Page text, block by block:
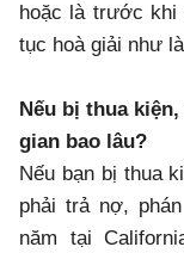
hoặc là trước khi
tục hoà giải như
Nếu bị thua
gian bao lâu?
Nếu bạn bị thua
phải trả nợ,
năm tại